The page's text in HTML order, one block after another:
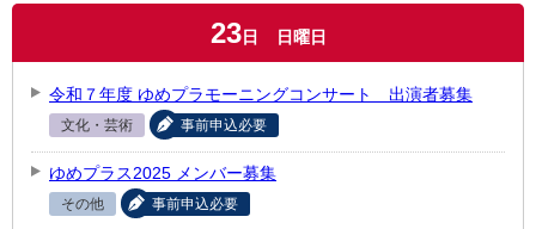
23日 日曜日
令和７年度 ゆめプラモーニングコンサート 出演者募集
文化・芸術 事前申込必要
ゆめプラス2025 メンバー募集
その他 事前申込必要